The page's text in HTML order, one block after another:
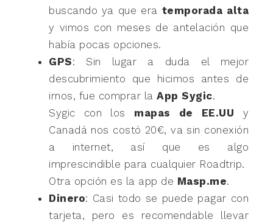
buscando ya que era temporada alta
y vimos con meses de antelación que
había pocas opciones.
GPS: Sin lugar a duda el mejor
descubrimiento que hicimos antes de
irnos, fue comprar la App Sygic.
Sygic con los mapas de EE.UU y
Canadá nos costó 20€, va sin conexión
a internet, así que es algo
imprescindible para cualquier Roadtrip.
Otra opción es la app de Masp.me.
Dinero: Casi todo se puede pagar con
tarjeta, pero es recomendable llevar